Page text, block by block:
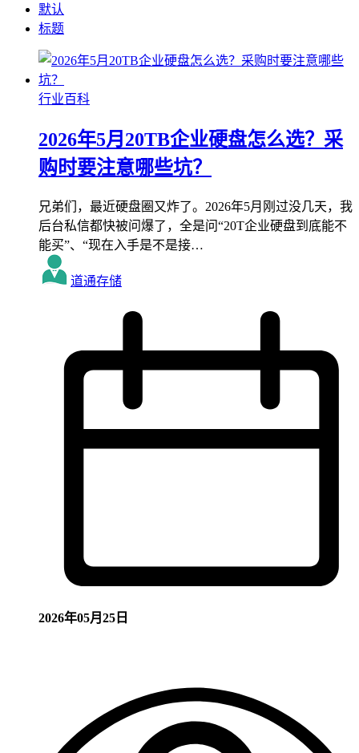
默认
标题
行业百科
2026年5月20TB企业硬盘怎么选？采
购时要注意哪些坑？
兄弟们，最近硬盘圈又炸了。2026年5月刚过没几天，我
后台私信都快被问爆了，全是问“20T企业硬盘到底能不
能买”、“现在入手是不是接…
道通存储
2026年05月25日